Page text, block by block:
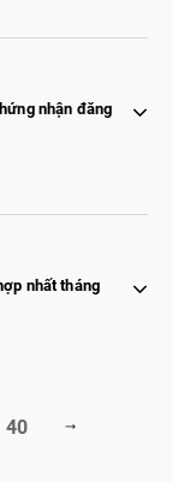
nhận đăng
nhất tháng
40